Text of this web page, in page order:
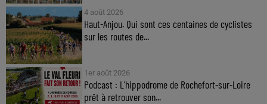
4 août 2026
Haut-Anjou. Qui sont ces centaines de cyclistes
sur les routes de...
1er août 2026
Podcast : L’hippodrome de Rochefort-sur-Loire
prêt à retrouver son...